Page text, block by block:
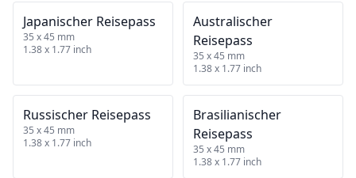
Japanischer Reisepass
35 x 45 mm
1.38 x 1.77 inch
Australischer
Reisepass
35 x 45 mm
1.38 x 1.77 inch
Russischer Reisepass
35 x 45 mm
1.38 x 1.77 inch
Brasilianischer
Reisepass
35 x 45 mm
1.38 x 1.77 inch